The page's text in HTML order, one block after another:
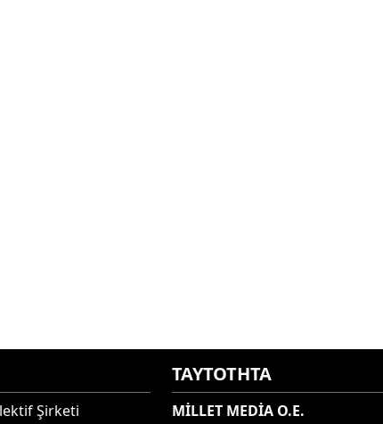
Şirketi
ΤΑΥΤΟΤΗΤΑ
MİLLET MEDİA O.E.